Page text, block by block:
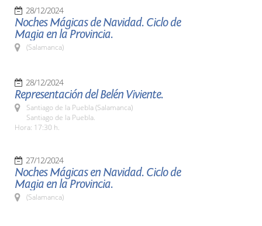
28/12/2024
Noches Mágicas de Navidad. Ciclo de
Magia en la Provincia.
(Salamanca)
28/12/2024
Representación del Belén Viviente.
Santiago de la Puebla (Salamanca)
Santiago de la Puebla.
Hora: 17:30 h.
27/12/2024
Noches Mágicas en Navidad. Ciclo de
Magia en la Provincia.
(Salamanca)